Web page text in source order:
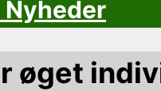
Nyheder
øget